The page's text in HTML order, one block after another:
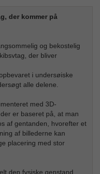
der kommer på
og bekostelig
der bliver
i undersøiske
alle delene.
med 3D-
er baseret på, at man
af gentanden, hvorefter et
af billederne kan
placering med stor
den fysiske genstand,